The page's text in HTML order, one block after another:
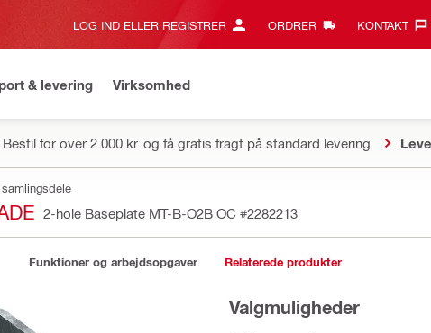
LOG IND ELLER REGISTRER ORDRER KONTAKT‎
& levering Virksomhed
Bestil for over 2.000 kr. og få gratis fragt på standard levering
2-hole Baseplate MT-B-O2B OC #2282213
Funktioner og arbejdsopgaver Relaterede produkter
Valgmuligheder